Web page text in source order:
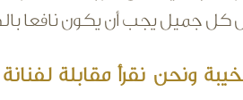
كل جميل يجب أن يكون نافعا
ونحن نقرأ مقابلة